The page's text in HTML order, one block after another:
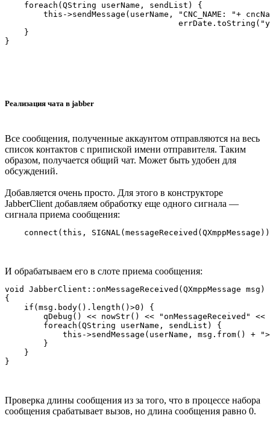
    foreach(QString userName, sendList) {
this->sendMessage(userName, "CNC_NAME: "+
    }
Реализация чата в jabber
Все сообщения, полученные аккаунтом отправляются на весь
список контактов с припиской имени отправителя. Таким
образом, получается общий чат. Может быть удобен для
обсуждений.
Добавляется очень просто. Для этого в конструкторе
JabberClient добавляем обработку еще одного сигнала —
сигнала приема сообщения:
И обрабатываем его в слоте приема сообщения:
void JabberClient::onMessageReceived(QXmppMessage msg)
{
    if(msg.body().length()>0) {
qDebug() << nowStr() << "onMessageReceived" <<
        foreach(QString userName, sendList) {
this->sendMessage(userName, msg.from() +
        }
    }
Проверка длины сообщения из за того, что в процессе набора
сообщения срабатывает вызов, но длина сообщения равно 0.